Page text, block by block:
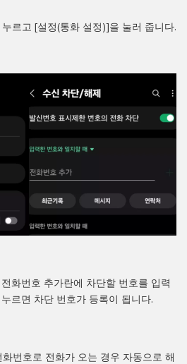
르고 [설정(통화 설정)]을 눌러 줍니다.
화번호 추가란에 차단할 번호를 입력
르면 차단 번호가 등록이 됩니다.
번호로 전화가 오는 경우 자동으로 해